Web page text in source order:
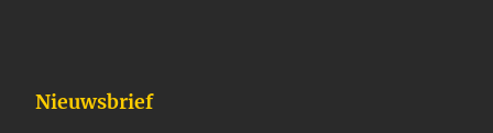
Nieuwsbrief